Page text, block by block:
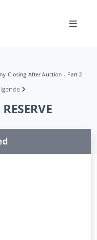
Closing After Auction - Part 2